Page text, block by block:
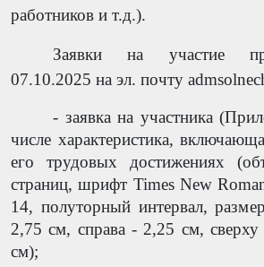
работников и т.д.).
Заявки на участие
07.10.2025 на эл. почту
- заявка на участника
числе характеристика,
его трудовых достижениях
страниц, шрифт Times New
14, полуторный интервал,
2,75 см, справа - 2,25 см,
см);